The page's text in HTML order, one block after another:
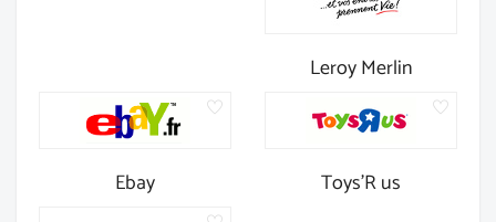
Leroy Merlin
Ebay Toys'R us